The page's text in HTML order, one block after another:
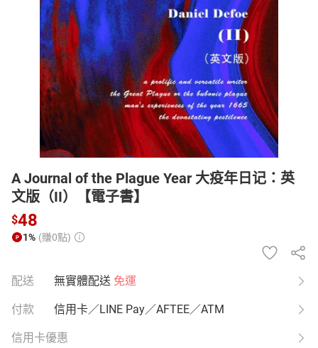
日本購物 電子/紙本書
HOT
A Journal of the Plague Year 大疫年日记：英
文版（II）【電子書】
$48
1% (賺0點)
配送 無實體配送 免運
付款 信用卡／LINE Pay／AFTEE／ATM
信用卡優惠